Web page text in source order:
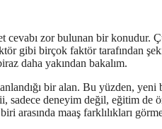
cevabı zor bulunan bir konudur.
gibi birçok faktör tarafından
daha yakından bakalım.
bir alan. Bu yüzden, yeni
deneyim değil, eğitim de
arasında maaş farklılıkları